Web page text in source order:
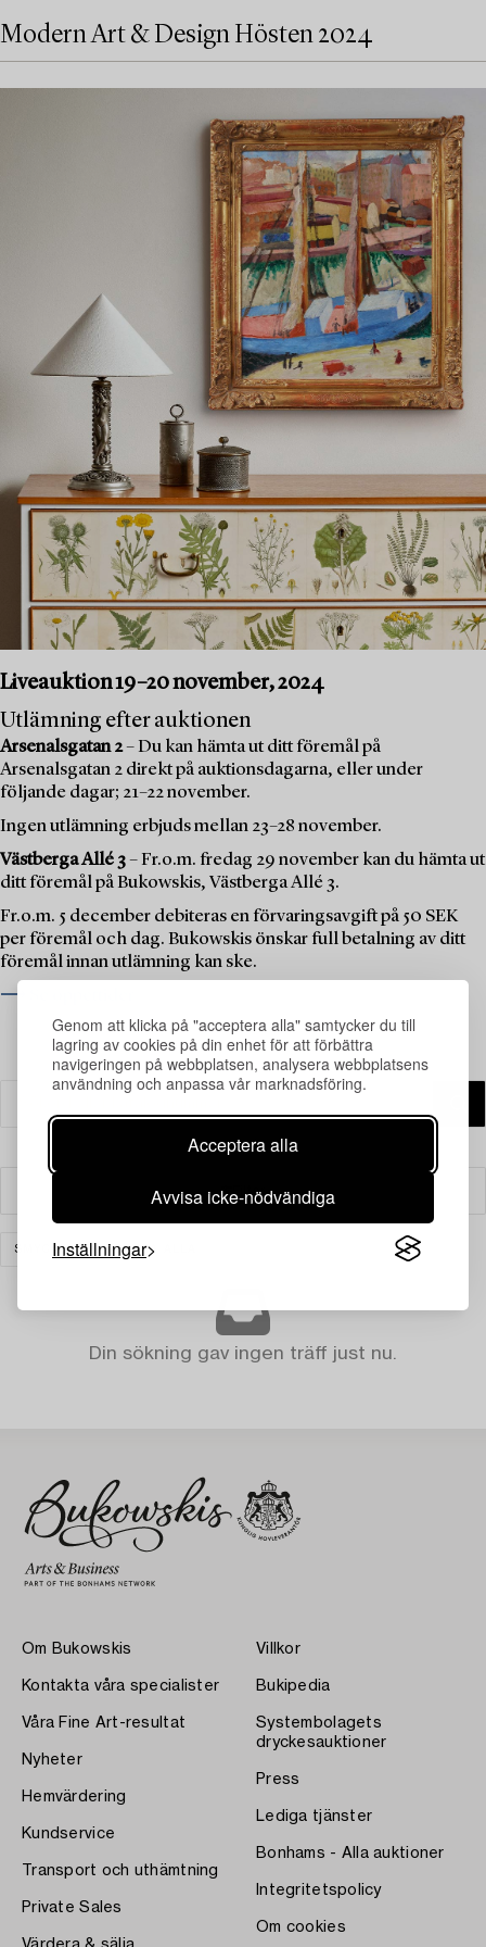
Genom att klicka på "acceptera alla" samtycker du till
lagring av cookies på din enhet för att förbättra
navigeringen på webbplatsen, analysera webbplatsens
användning och anpassa vår marknadsföring.
Acceptera alla
Avvisa icke-nödvändiga
Inställningar
Modern Art & Design Hösten 2024
Liveauktion 19–20 november, 2024
Utlämning efter auktionen
Arsenalsgatan 2– Du kan hämta ut ditt föremål på
Arsenalsgatan 2 direkt på auktionsdagarna, eller under
följande dagar; 21–22 november.
Ingen utlämning erbjuds mellan 23–28 november.
Västberga Allé 3– Fr.o.m. fredag 29 november kan du hämta ut
ditt föremål på Bukowskis, Västberga Allé 3.
Fr.o.m. 5 december debiteras en förvaringsavgift på 50 SEK
per föremål och dag. Bukowskis önskar full betalning av ditt
föremål innan utlämning kan ske.
⟶ Se öppettider
Filter
SMYCKEN RENSA ALLA
Din sökning gav ingen träff just nu.
Om Bukowskis
Kontakta våra specialister
Våra Fine Art-resultat
Nyheter
Hemvärdering
Kundservice
Transport och uthämtning
Private Sales
Villkor
Bukipedia
Systembolagets
dryckesauktioner
Press
Lediga tjänster
Bonhams - Alla auktioner
Integritetspolicy
Om cookies